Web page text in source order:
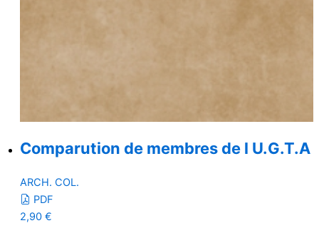
Comparution de membres de l U.G.T.A
ARCH. COL.
PDF
2,90 €